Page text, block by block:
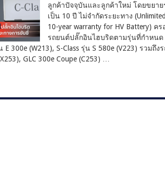
ประกาศ
ขยาย
เวลา
รับ
ประกัน
แบตเตอรี่
ปลั๊ก
ลูกค้าปัจจุบันและลูกค้าใหม่ โดยขยาย
เป็น 10 ปี ไม่จำกัดระยะทาง
10-year warranty for HV Battery) ค
รถยนต์ปลั๊กอินไฮบริดตามรุ่นที่กำหนด
E 300e (W213), S-Class รุ่น S 580e (V223) รวมถึง
GLC 300e Coupe (C253) …